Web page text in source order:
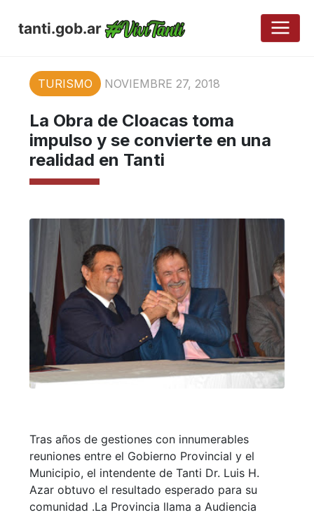
tanti.gob.ar
TURISMO NOVIEMBRE 27, 2018
La Obra de Cloacas toma
impulso y se convierte en una
realidad en Tanti
Tras años de gestiones con innumerables
reuniones entre el Gobierno Provincial y el
Municipio, el intendente de Tanti Dr. Luis H.
Azar obtuvo el resultado esperado para su
comunidad .La Provincia llama a Audiencia